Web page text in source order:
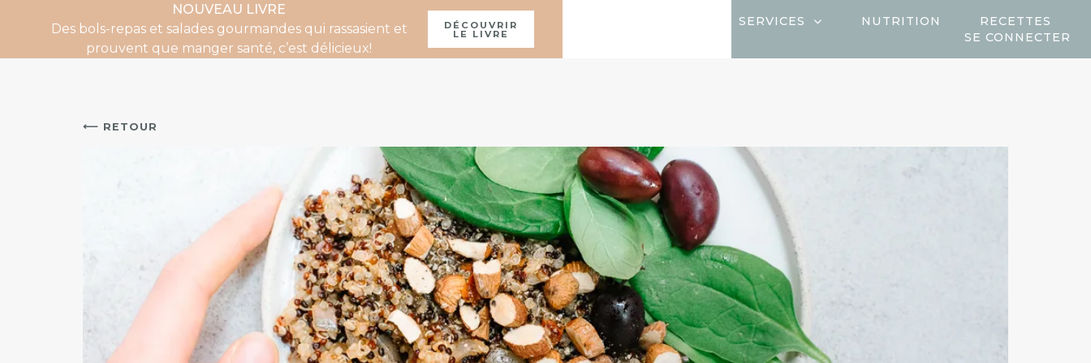
NOUVEAU LIVRE
Des bols-repas et salades gourmandes qui rassasient et
prouvent que manger santé, c’est délicieux!
DÉCOUVRIR
LE LIVRE
SERVICES NUTRITION
RECETTES
SE CONNECTER
⟵ RETOUR